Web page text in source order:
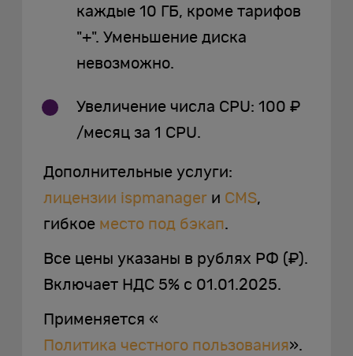
каждые 10 ГБ, кроме тарифов
"+". Уменьшение диска
невозможно.
Увеличение числа CPU: 100 ₽
/месяц за 1 CPU.
Дополнительные услуги:
лицензии ispmanager и CMS,
гибкое место под бэкап.
Все цены указаны в рублях РФ (₽).
Включает НДС 5% с 01.01.2025.
Применяется «
Политика честного пользования».